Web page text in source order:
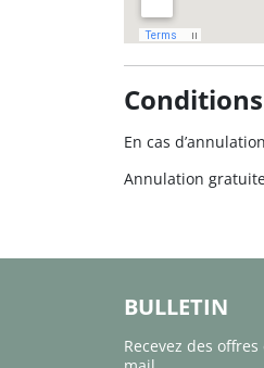
En cas
Annulation
BULLETIN
Recevez des